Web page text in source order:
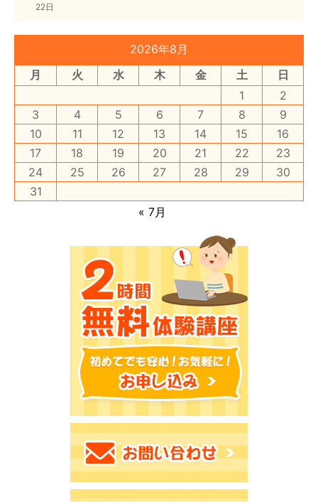
22日
2026年8月
月
火 水 木 金 土
日
1
2
3
4 5 6 7 8
9
10
11 12 13 14 15
16
17
18 19 20 21 22
23
24
25 26 27 28 29
30
31
« 7月